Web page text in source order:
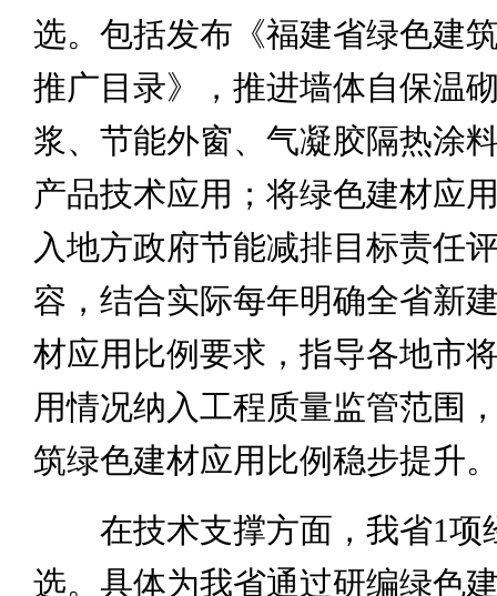
选。包括发布《福建省绿色建
推广目录》，推进墙体自保温
浆、节能外窗、气凝胶隔热涂
产品技术应用；将绿色建材应
入地方政府节能减排目标责任
容，结合实际每年明确全省新
材应用比例要求，指导各地市
用情况纳入工程质量监管范围
筑绿色建材应用比例稳步提升
在技术支撑方面，我省1项
选。具体为我省通过研编绿色